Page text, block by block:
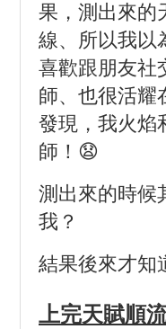
果，測出來的
線、所以我以
喜歡跟朋友社
師、也很活耀
發現，我火焰
師！😧
測出來的時候
我？
結果後來才知
上完天賦順